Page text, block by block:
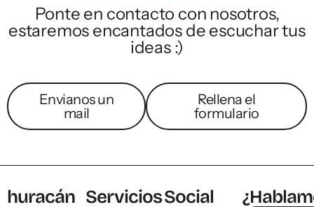
Ponte en contacto con nosotros,
estaremos encantados de escuchar tus
ideas :)
Envianos un
mail
Rellena el
formulario
huracán ServiciosSocial